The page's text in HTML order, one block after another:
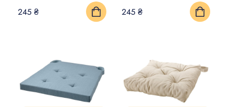
БЫТОВАЯ ЭЛЕКТРОНИКА
245 ₴
245 ₴